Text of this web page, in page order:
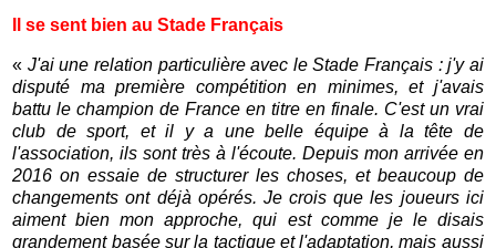
Il se sent bien au Stade Français
« J'ai une relation particulière avec le Stade Français : j'y ai
disputé ma première compétition en minimes, et j'avais
battu le champion de France en titre en finale. C'est un vrai
club de sport, et il y a une belle équipe à la tête de
l'association, ils sont très à l'écoute. Depuis mon arrivée en
2016 on essaie de structurer les choses, et beaucoup de
changements ont déjà opérés. Je crois que les joueurs ici
aiment bien mon approche, qui est comme je le disais
grandement basée sur la tactique et l'adaptation, mais aussi